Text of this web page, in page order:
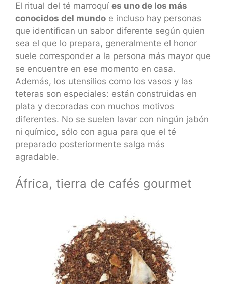
El ritual del té marroquí es uno de los más
conocidos del mundo e incluso hay personas
que identifican un sabor diferente según quien
sea el que lo prepara, generalmente el honor
suele corresponder a la persona más mayor que
se encuentre en ese momento en casa.
Además, los utensilios como los vasos y las
teteras son especiales: están construidas en
plata y decoradas con muchos motivos
diferentes. No se suelen lavar con ningún jabón
ni químico, sólo con agua para que el té
preparado posteriormente salga más
agradable.
África, tierra de cafés gourmet